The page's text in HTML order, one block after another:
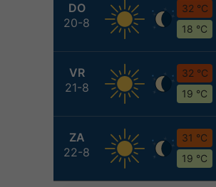
DO
20-8
32 °C
18 °C
VR
21-8
32 °C
19 °C
ZA
22-8
31 °C
19 °C